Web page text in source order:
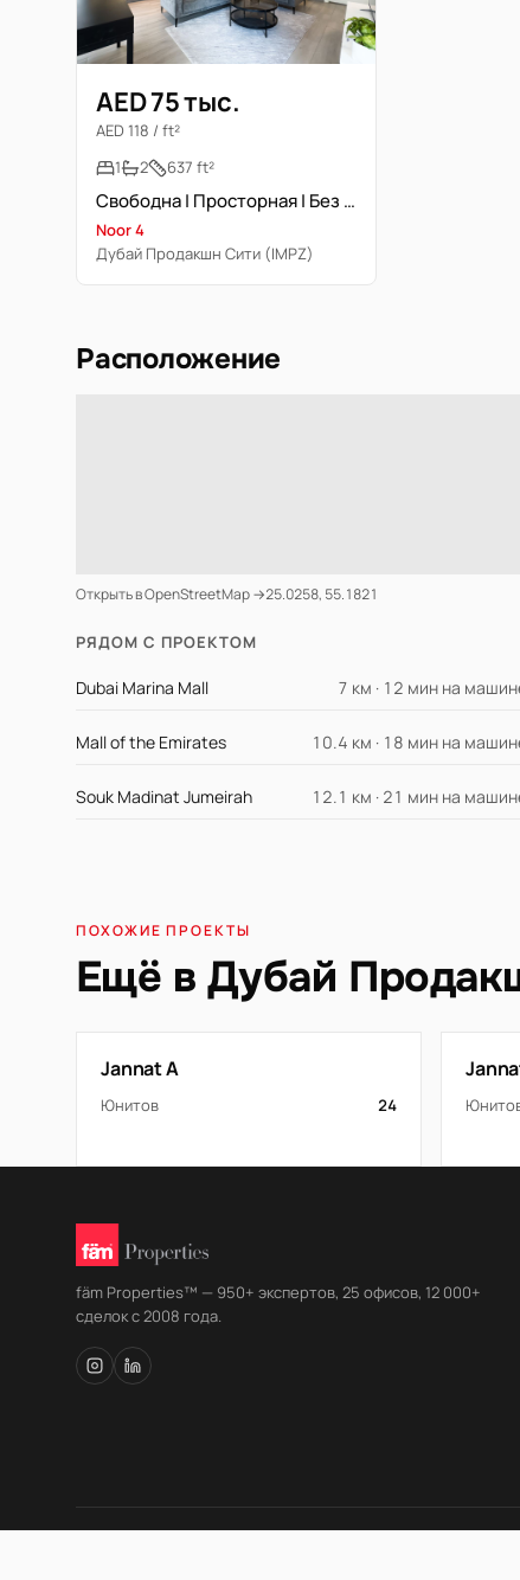
AED 75 тыс.
AED 118 / ft²
1
2 637 ft²
Свободна | Просторная | Без мебели | 4 чека
Noor 4
Дубай Продакшн Сити (IMPZ)
Расположение
Открыть в OpenStreetMap →25.0258, 55.1821
РЯДОМ С ПРОЕКТОМ
Dubai Marina Mall 7 км · 12 мин на
Mall of the Emirates 10.4 км · 18 мин на
Souk Madinat Jumeirah 12.1 км · 21 мин на
ПОХОЖИЕ ПРОЕКТЫ
Ещё в Дубай
Jannat A
Юнитов 24
fäm Properties™ — 950+ экспертов, 25 офисов, 12 000+
сделок с 2008 года.